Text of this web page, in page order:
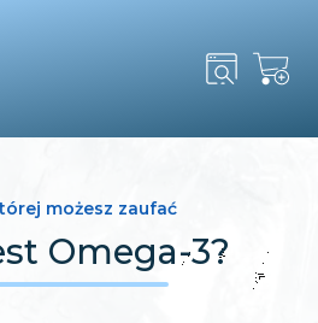
for:
możesz zaufać
Omega-3?